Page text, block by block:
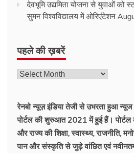
देवभूमि उद्यमिता योजना से युवाओं को
सुमन विश्वविद्यालय में ओरिएंटेशन
पहले की ख़बरें
रेनबो न्यूज़ इंडिया तेजी से उभरता हुआ
पोर्टल की शुरुआत 2021 में हुई हैं। पोर्टल
और राज्य की शिक्षा, स्वास्थ्य, राजनीति,
पान और संस्कृति से जुड़े वांछित एवं